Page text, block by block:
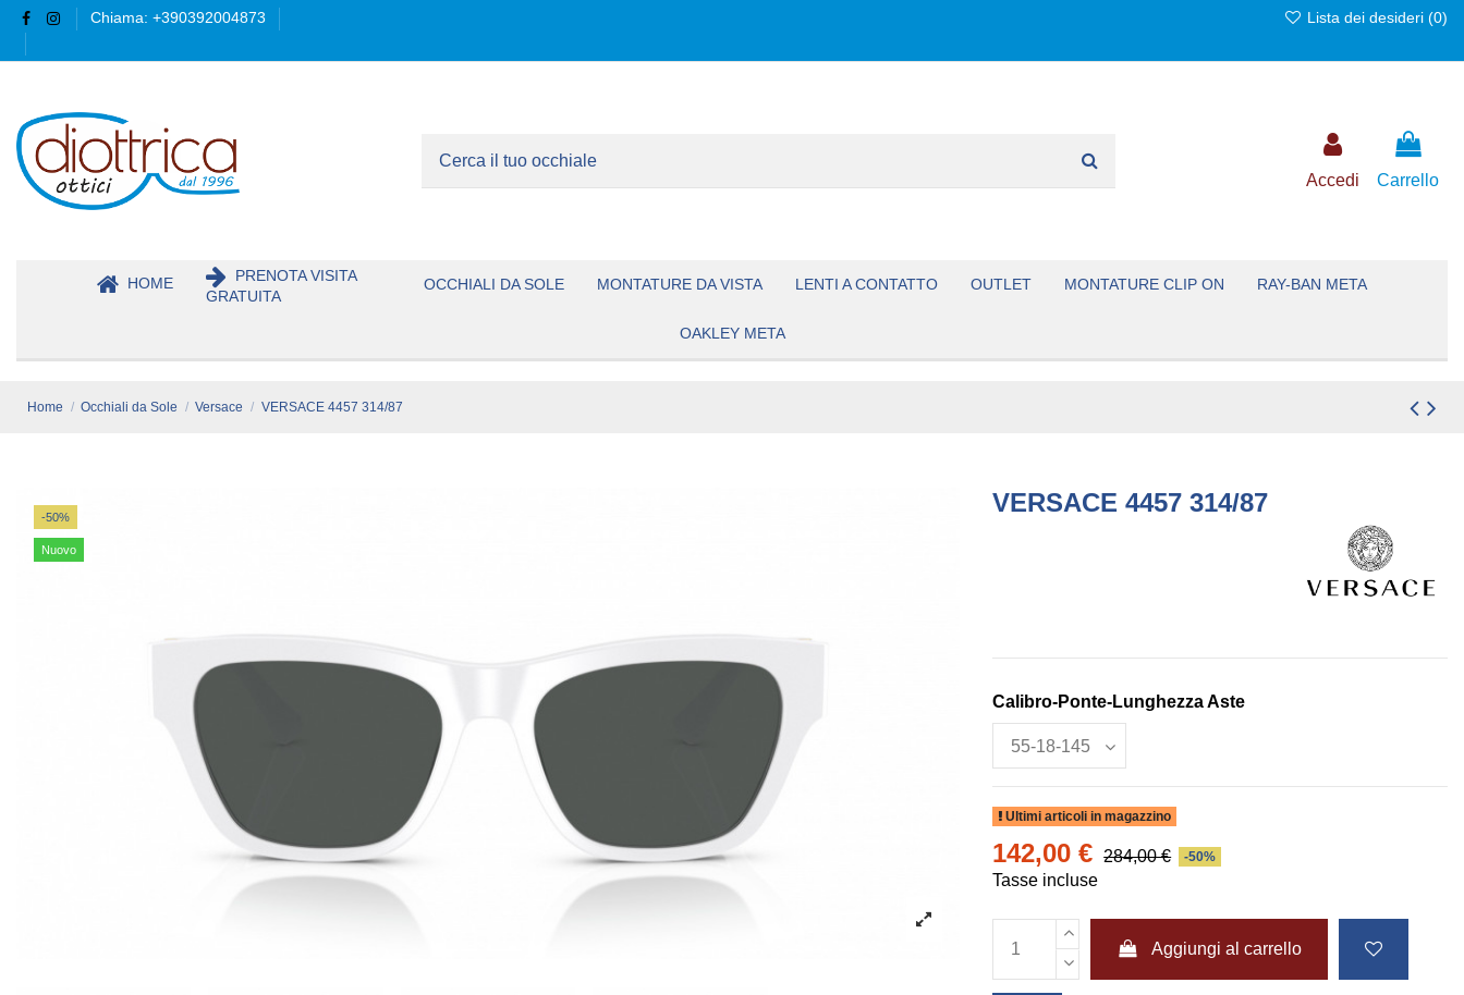
Chiama: +390392004873 Lista dei desideri (0)
Accedi Carrello
HOME
PRENOTA VISITA
GRATUITA
OCCHIALI DA SOLE MONTATURE DA VISTA LENTI A CONTATTO OUTLET MONTATURE CLIP ON RAY-BAN META
OAKLEY META
Home Occhiali da Sole Versace VERSACE 4457 314/87
-50%
Nuovo
VERSACE 4457 314/87
Calibro-Ponte-Lunghezza Aste
Ultimi articoli in magazzino
142,00 € 284,00 € -50%
Tasse incluse
Aggiungi al carrello